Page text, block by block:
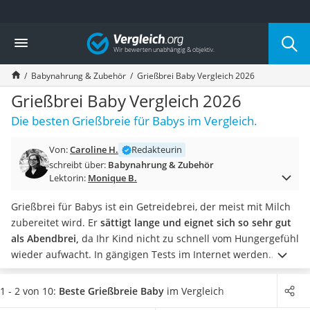
Die beliebtesten Vergleiche nach Kategorie
Kind & Baby
Babyphone mit 2 Kameras
Walkie-Talkie Kinder
Kindermatratzen
Babywippe
Rollschuhe für Kinder
Laufrad
Kinderschubkarre
Kinderuhr
Babyphone
Treppenschutzgitter
Kindersitz ab 4 Jahren
Kinderroller 3 Räder
Ferngesteuertes Auto
Vergleich
Babynahrung & Zubehör Grießbrei Baby Vergleich 2026
Grießbrei Baby Vergleich 2026
Die besten Grießbreie für Babys im Vergleich.
Von:Caroline H.
Redakteurin
schreibt über: Babynahrung & Zubehör
Lektorin: Monique B.
Grießbrei für Babys ist ein Getreidebrei, der meist mit Milch
zubereitet wird. Er sättigt lange und eignet sich so sehr gut
als Abendbrei, da Ihr Kind nicht zu schnell vom Hungergefühl
wieder aufwacht. In gängigen Tests im Internet werden
biozertifizierte Grießbreie für Babys besonders
hervorgehoben. Das verarbeitete Getreide stammt aus
1 - 2 von 10: Beste Grießbreie Baby im Vergleich